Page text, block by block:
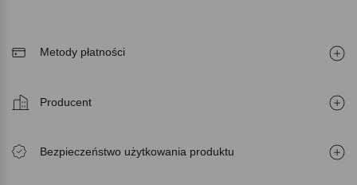
Metody płatności
Producent
Bezpieczeństwo użytkowania produktu